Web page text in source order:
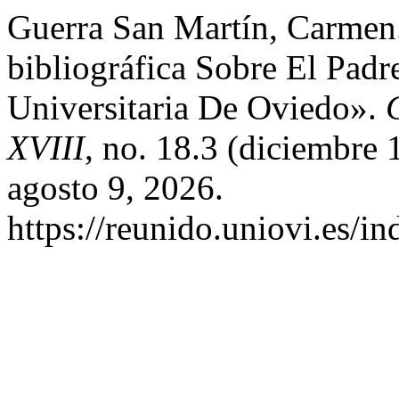
Guerra San Martín,
bibliográfica Sobre El
Universitaria De Oviedo».
XVIII, no. 18.3 (diciembre
agosto 9, 2026.
https://reunido.uniovi.es/